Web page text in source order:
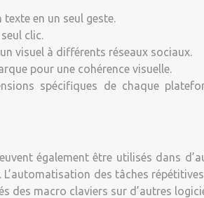
en un seul geste.
clic.
visuel à différents réseaux sociaux.
pour une cohérence visuelle.
spécifiques de chaque
également être utilisés dans
des tâches
des macro claviers sur d’autres